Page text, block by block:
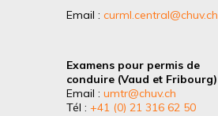
Email : curml.central@chuv.ch
Examens pour permis de
conduire (Vaud et Fribourg)
Email : umtr@chuv.ch
Tél : +41 (0) 21 316 62 50